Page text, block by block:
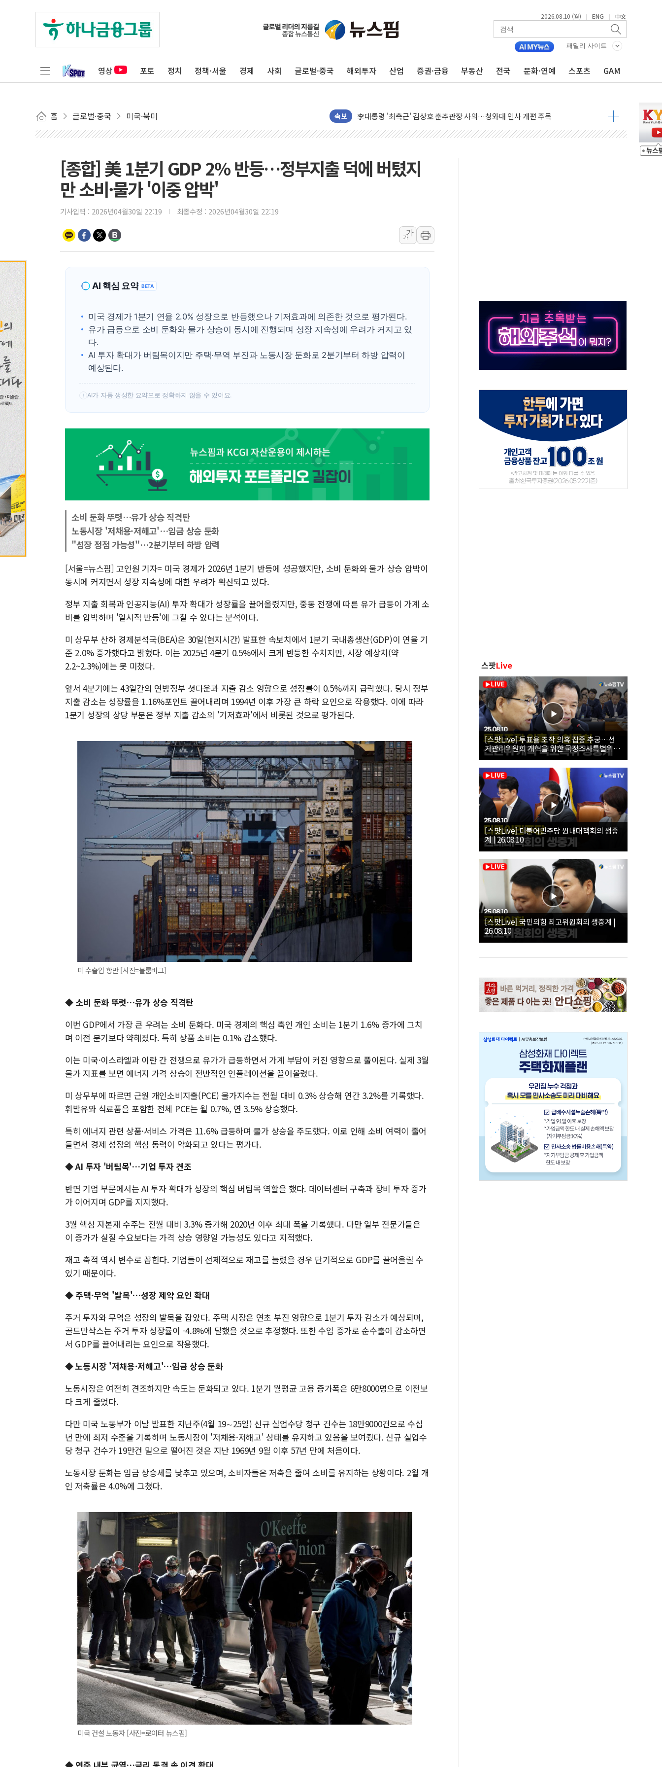
2026.08.10 (월) | ENG | 中文
패밀리 사이트
영상 포토 정치 정책·서울 경제 사회 글로벌·중국 해외투자 산업 증권·금융 부동산 전국 문화·연예 스포츠 GAM
홈 글로벌·중국 미국·북미 속보
씨티케이, 올 2분기 영업익 4억7000만원…흑자전환 성공
킵스파마, 경구 약물전달 플랫폼 '오랄로이드' PCT 국제특허 출원 완료
유니슨, 제주 어름비풍력발전소와 20년 O&M 계약
이렘, 신재생에너지 기업 '원픽이앤씨' 인수
은행권, 집단대출 열어도 주담대는 '잠금'…자체 제한 장기화
비츠로시스 "비츠로일렉, 인니 위성통신사에 연 30억원 공급 계약"
부동산 세제개편 입법의견 2900건 육박…"실거주 예외 넓혀달라"
'협치는 어디로'...대전 대덕구의회, 의장단 구성 '또' 무산
종근당, '벤포벨에스' 신규 광고 전개…모델에 배우 허성태 발탁
S-OIL, 창립 50주년 기념 감동의 마라톤 개최
현대차, '힐스테이트 더웨이브시티'에서 주차로봇 검증한다
[종합] 美 1분기 GDP 2% 반등…정부지출 덕에 버텼지
만 소비·물가 '이중 압박'
기사입력 : 2026년04월30일 22:19 최종수정 : 2026년04월30일 22:19
가
가
AI 핵심 요약 BETA
미국 경제가 1분기 연율 2.0% 성장으로 반등했으나 기저효과에 의존한 것으로 평가된다.
유가 급등으로 소비 둔화와 물가 상승이 동시에 진행되며 성장 지속성에 우려가 커지고 있
다.
AI 투자 확대가 버팀목이지만 주택·무역 부진과 노동시장 둔화로 2분기부터 하방 압력이
예상된다.
! AI가 자동 생성한 요약으로 정확하지 않을 수 있어요.
소비 둔화 뚜렷…유가 상승 직격탄
노동시장 '저채용·저해고'…임금 상승 둔화
"성장 정점 가능성"…2분기부터 하방 압력
[서울=뉴스핌] 고인원 기자= 미국 경제가 2026년 1분기 반등에 성공했지만, 소비 둔화와 물가 상승 압박이
동시에 커지면서 성장 지속성에 대한 우려가 확산되고 있다.
정부 지출 회복과 인공지능(AI) 투자 확대가 성장률을 끌어올렸지만, 중동 전쟁에 따른 유가 급등이 가계 소
비를 압박하며 '일시적 반등'에 그칠 수 있다는 분석이다.
미 상무부 산하 경제분석국(BEA)은 30일(현지시간) 발표한 속보치에서 1분기 국내총생산(GDP)이 연율 기
준 2.0% 증가했다고 밝혔다. 이는 2025년 4분기 0.5%에서 크게 반등한 수치지만, 시장 예상치(약
2.2~2.3%)에는 못 미쳤다.
앞서 4분기에는 43일간의 연방정부 셧다운과 지출 감소 영향으로 성장률이 0.5%까지 급락했다. 당시 정부
지출 감소는 성장률을 1.16%포인트 끌어내리며 1994년 이후 가장 큰 하락 요인으로 작용했다. 이에 따라
1분기 성장의 상당 부분은 정부 지출 감소의 '기저효과'에서 비롯된 것으로 평가된다.
미 수출입 항만 [사진=블룸버그]
◆ 소비 둔화 뚜렷…유가 상승 직격탄
이번 GDP에서 가장 큰 우려는 소비 둔화다. 미국 경제의 핵심 축인 개인 소비는 1분기 1.6% 증가에 그치
며 이전 분기보다 약해졌다. 특히 상품 소비는 0.1% 감소했다.
이는 미국·이스라엘과 이란 간 전쟁으로 유가가 급등하면서 가계 부담이 커진 영향으로 풀이된다. 실제 3월
물가 지표를 보면 에너지 가격 상승이 전반적인 인플레이션을 끌어올렸다.
미 상무부에 따르면 근원 개인소비지출(PCE) 물가지수는 전월 대비 0.3% 상승해 연간 3.2%를 기록했다.
휘발유와 식료품을 포함한 전체 PCE는 월 0.7%, 연 3.5% 상승했다.
특히 에너지 관련 상품·서비스 가격은 11.6% 급등하며 물가 상승을 주도했다. 이로 인해 소비 여력이 줄어
들면서 경제 성장의 핵심 동력이 약화되고 있다는 평가다.
◆AI 투자 '버팀목'…기업 투자 견조
반면 기업 부문에서는 AI 투자 확대가 성장의 핵심 버팀목 역할을 했다. 데이터센터 구축과 장비 투자 증가
가 이어지며 GDP를 지지했다.
3월 핵심 자본재 수주는 전월 대비 3.3% 증가해 2020년 이후 최대 폭을 기록했다. 다만 일부 전문가들은
이 증가가 실질 수요보다는 가격 상승 영향일 가능성도 있다고 지적했다.
재고 축적 역시 변수로 꼽힌다. 기업들이 선제적으로 재고를 늘렸을 경우 단기적으로 GDP를 끌어올릴 수
있기 때문이다.
◆주택·무역 '발목'…성장 제약 요인 확대
주거 투자와 무역은 성장의 발목을 잡았다. 주택 시장은 연초 부진 영향으로 1분기 투자 감소가 예상되며,
골드만삭스는 주거 투자 성장률이 -4.8%에 달했을 것으로 추정했다. 또한 수입 증가로 순수출이 감소하면
서 GDP를 끌어내리는 요인으로 작용했다.
◆노동시장 '저채용·저해고'…임금 상승 둔화
노동시장은 여전히 견조하지만 속도는 둔화되고 있다. 1분기 월평균 고용 증가폭은 6만8000명으로 이전보
다 크게 줄었다.
다만 미국 노동부가 이날 발표한 지난주(4월 19∼25일) 신규 실업수당 청구 건수는 18만9000건으로 수십
년 만에 최저 수준을 기록하며 노동시장이 '저채용·저해고' 상태를 유지하고 있음을 보여줬다. 신규 실업수
당 청구 건수가 19만건 밑으로 떨어진 것은 지난 1969년 9월 이후 57년 만에 처음이다.
노동시장 둔화는 임금 상승세를 낮추고 있으며, 소비자들은 저축을 줄여 소비를 유지하는 상황이다. 2월 개
인 저축률은 4.0%에 그쳤다.
미국 건설 노동자 [사진=로이터 뉴스핌]
스팟Live
[스팟Live] 투표율 조작 의혹 집중 추궁…선
거관리위원회 개혁을 위한 국정조사특별위원
회 | 26.08.10
[스팟Live] 더불어민주당 원내대책회의 생중
계 | 26.08.10
[스팟Live] 국민의힘 최고위원회의 생중계 |
26.08.10